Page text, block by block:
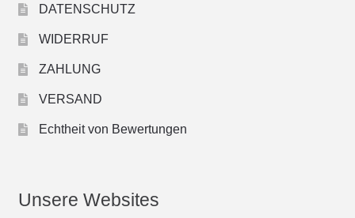
DATENSCHUTZ
WIDERRUF
ZAHLUNG
VERSAND
Echtheit von Bewertungen
Unsere Websites